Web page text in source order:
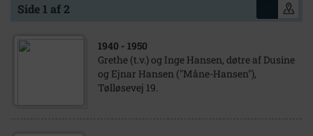
Side 1 af 2
1940 - 1950
Grethe (t.v.) og Inge Hansen, døtre af Dusine
og Ejnar Hansen ("Måne-Hansen"),
Tølløsevej 19.